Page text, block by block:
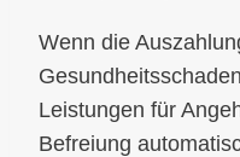
Wenn die
Leistungen für
Befreiung